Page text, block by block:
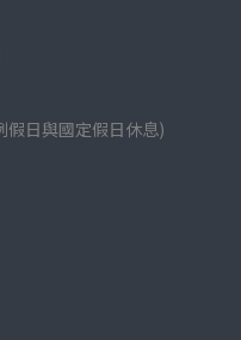
假日與國定假日休息)